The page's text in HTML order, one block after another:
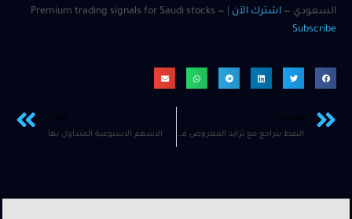
السعودي — اشترك الآن
Subscribe
النفط يتراجع مع تزايد المعروض في مواجهة مخاطر الشرق الأوسط والأعاصير الاسهم الاسبوعية المتداول بها